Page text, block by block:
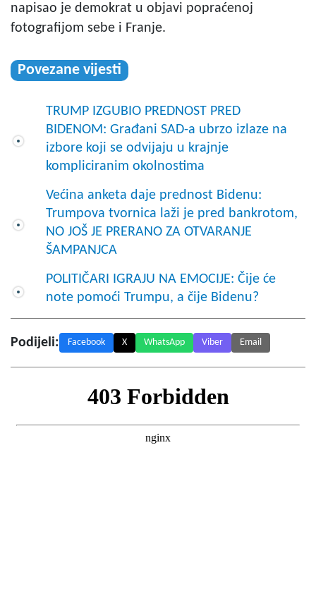
napisao je demokrat u objavi popraćenoj
fotografijom sebe i Franje.
Povezane vijesti
TRUMP IZGUBIO PREDNOST PRED
BIDENOM: Građani SAD-a ubrzo izlaze na
izbore koji se odvijaju u krajnje
kompliciranim okolnostima
Većina anketa daje prednost Bidenu:
Trumpova tvornica laži je pred bankrotom,
NO JOŠ JE PRERANO ZA OTVARANJE
ŠAMPANJCA
POLITIČARI IGRAJU NA EMOCIJE: Čije će
note pomoći Trumpu, a čije Bidenu?
Podijeli: Facebook X WhatsApp Viber Email